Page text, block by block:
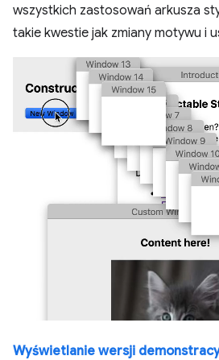
wszystkich zastosowań arkusza
takie kwestie jak zmiany motywu i
Wyświetlanie wersji